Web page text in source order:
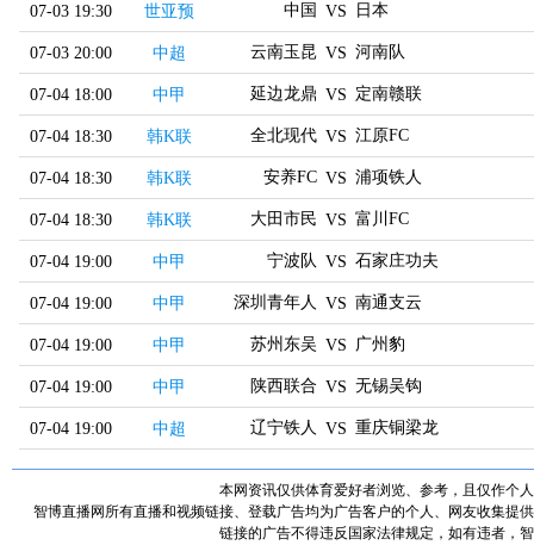
07-03 19:30 世亚预 中国 VS 日本
07-03 20:00 中超 云南玉昆 VS 河南队
07-04 18:00 中甲 延边龙鼎 VS 定南赣联
07-04 18:30 韩K联 全北现代 VS 江原FC
07-04 18:30 韩K联 安养FC VS 浦项铁人
07-04 18:30 韩K联 大田市民 VS 富川FC
07-04 19:00 中甲 宁波队 VS 石家庄功夫
07-04 19:00 中甲 深圳青年人 VS 南通支云
07-04 19:00 中甲 苏州东吴 VS 广州豹
07-04 19:00 中甲 陕西联合 VS 无锡吴钩
07-04 19:00 中超 辽宁铁人 VS 重庆铜梁龙
本网资讯仅供体育爱好者浏览、参考，且仅作个
智博直播网所有直播和视频链接、登载广告均为广告客户的个人、网友收集提
链接的广告不得违反国家法律规定，如有违者，